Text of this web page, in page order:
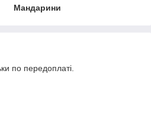
Мандарини
по передоплаті.